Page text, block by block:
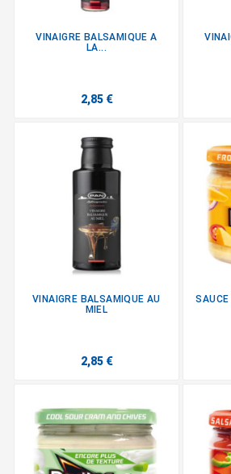
VINAIGRE BALSAMIQUE A
LA...
2,85 €
VINAIGRE BALSAMIQUE AU
MIEL
2,85 €